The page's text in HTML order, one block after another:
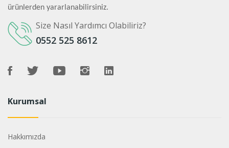
ürünlerden yararlanabilirsiniz.
Size Nasıl Yardımcı Olabiliriz?
0552 525 8612
Kurumsal
Hakkımızda